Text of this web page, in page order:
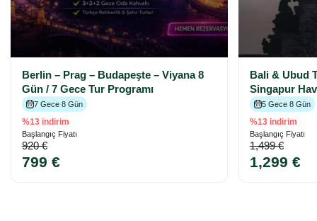
Berlin – Prag – Budapeşte – Viyana 8
Gün / 7 Gece Tur Programı
7 Gece 8 Gün
%13 indirim
Başlangıç Fiyatı
920 €
799 €
Bali & Ubud
Singapur
5 Gece 8 Gün
%13 indirim
Başlangıç Fiyatı
1,499 €
1,299 €